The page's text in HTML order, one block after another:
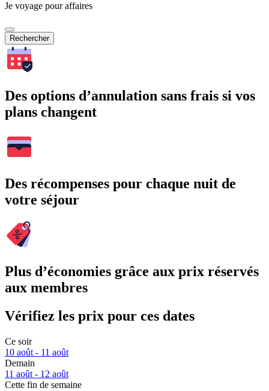
Je voyage pour affaires
Rechercher
Des options d’annulation sans frais si vos
plans changent
Des récompenses pour chaque nuit de
votre séjour
Plus d’économies grâce aux prix réservés
aux membres
Vérifiez les prix pour ces dates
Ce soir
10 août - 11 août
Demain
11 août - 12 août
Cette fin de semaine